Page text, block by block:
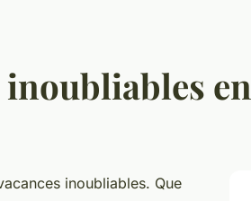
inoubliables. Que